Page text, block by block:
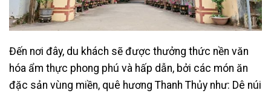
Đến nơi đây, du khách sẽ được thưởng thức nền văn
hóa ẩm thực phong phú và hấp dẫn, bởi các món ăn
đặc sản vùng miền, quê hương Thanh Thủy như: Dê núi